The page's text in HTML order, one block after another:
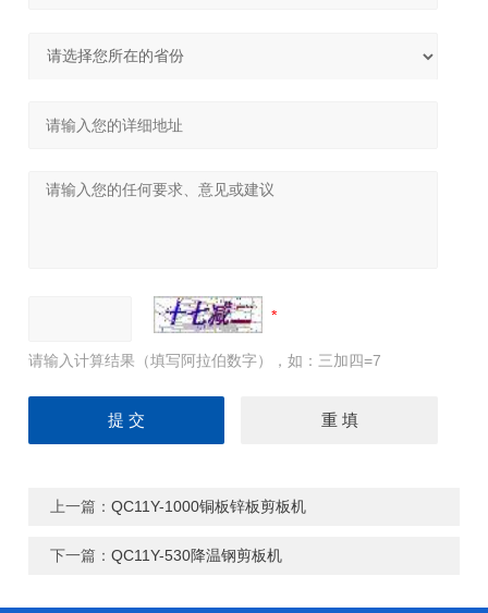
请输入计算结果（填写阿拉伯数字），如：三加四=7
上一篇：QC11Y-1000铜板锌板剪板机
下一篇：QC11Y-530降温钢剪板机